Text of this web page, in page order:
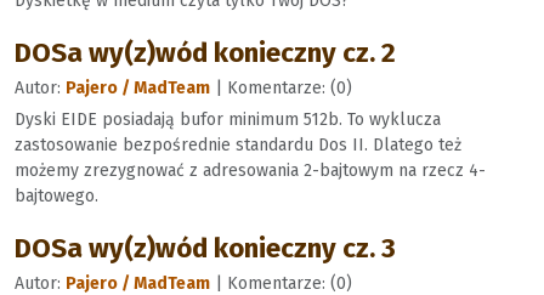
DOSa wy(z)wód konieczny cz. 2
Autor: Pajero / MadTeam | Komentarze: (0)
Dyski EIDE posiadają bufor minimum 512b. To wyklucza
zastosowanie bezpośrednie standardu Dos II. Dlatego też
możemy zrezygnować z adresowania 2-bajtowym na rzecz 4-
bajtowego.
DOSa wy(z)wód konieczny cz. 3
Autor: Pajero / MadTeam | Komentarze: (0)